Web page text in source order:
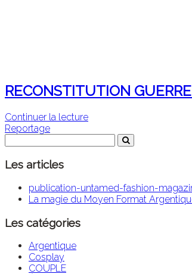
RECONSTITUTION
Continuer la lecture
Reportage
Les articles
publication-untamed-fashion-
La magie du Moyen Format
Les catégories
Argentique
Cosplay
COUPLE